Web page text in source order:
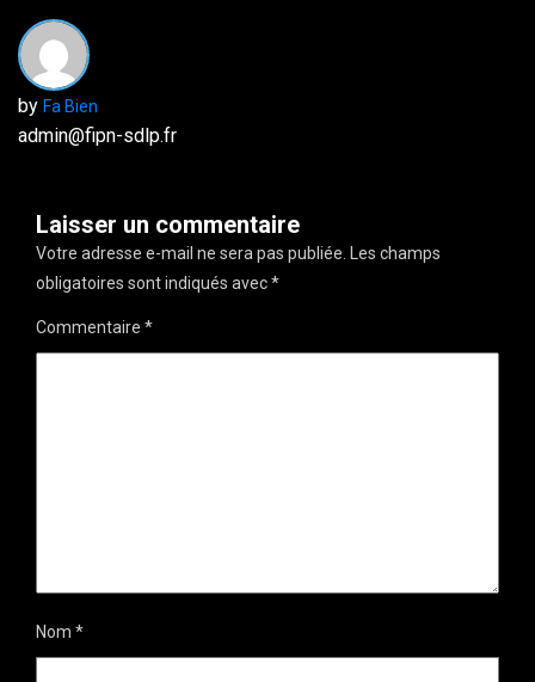
by Fa Bien
admin@fipn-sdlp.fr
Laisser un commentaire
Votre adresse e-mail ne sera pas publiée. Les champs
obligatoires sont indiqués avec*
Commentaire *
Nom *